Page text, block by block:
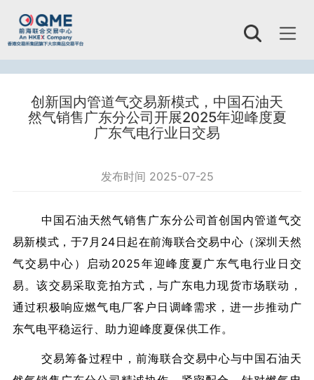
Toggle
创新国内管道气交易新模式，中国石油天
然气销售广东分公司开展2025年迎峰度夏
广东气电行业日交易
发布时间 2025-07-25
中国石油天然气销售广东分公司首创国内管道气交
易新模式，于7月24日起在前海联合交易中心（深圳天然
气交易中心）启动2025年迎峰度夏广东气电行业日交
易。该交易采取竞拍方式，与广东电力现货市场联动，
通过积极响应燃气电厂客户日调峰需求，进一步推动广
东气电平稳运行、助力迎峰度夏保供工作。
交易筹备过程中，前海联合交易中心与中国石油天